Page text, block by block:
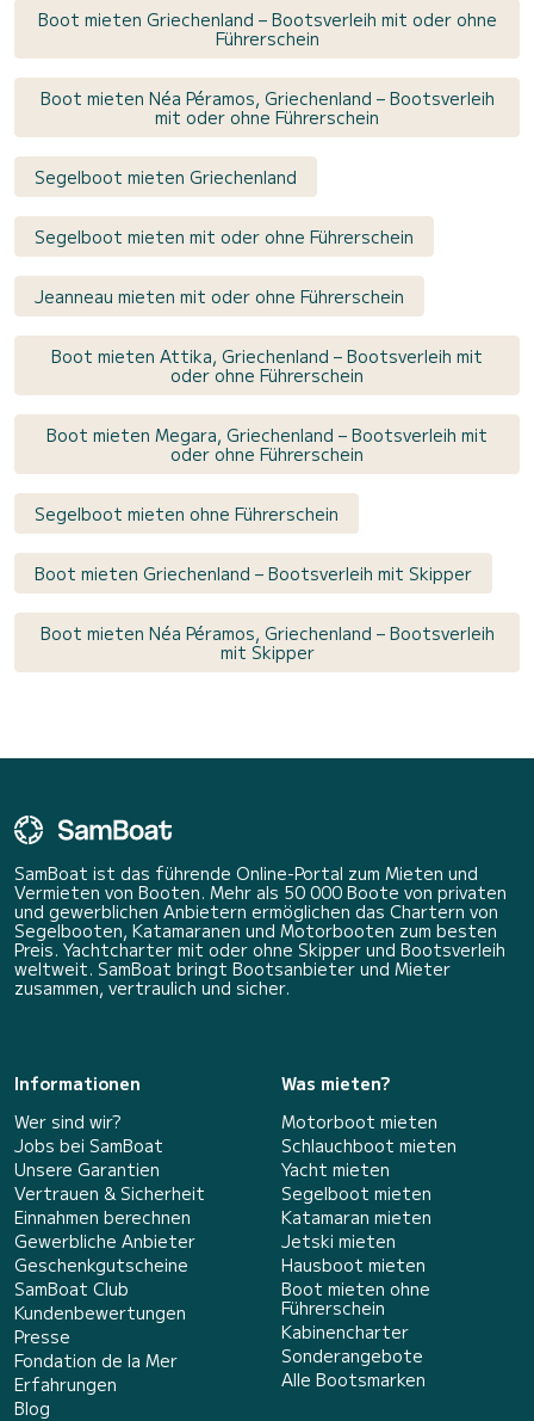
Boot mieten Griechenland – Bootsverleih mit oder ohne
Führerschein
Boot mieten Néa Péramos, Griechenland – Bootsverleih
mit oder ohne Führerschein
Segelboot mieten Griechenland
Segelboot mieten mit oder ohne Führerschein
Jeanneau mieten mit oder ohne Führerschein
Boot mieten Attika, Griechenland – Bootsverleih mit
oder ohne Führerschein
Boot mieten Megara, Griechenland – Bootsverleih mit
oder ohne Führerschein
Segelboot mieten ohne Führerschein
Boot mieten Griechenland – Bootsverleih mit Skipper
Boot mieten Néa Péramos, Griechenland – Bootsverleih
mit Skipper
SamBoat ist das führende Online-Portal zum Mieten und
Vermieten von Booten. Mehr als 50 000 Boote von privaten
und gewerblichen Anbietern ermöglichen das Chartern von
Segelbooten, Katamaranen und Motorbooten zum besten
Preis. Yachtcharter mit oder ohne Skipper und Bootsverleih
weltweit. SamBoat bringt Bootsanbieter und Mieter
zusammen, vertraulich und sicher.
Informationen
Wer sind wir?
Jobs bei SamBoat
Unsere Garantien
Vertrauen & Sicherheit
Einnahmen berechnen
Gewerbliche Anbieter
Geschenkgutscheine
SamBoat Club
Kundenbewertungen
Presse
Fondation de la Mer
Erfahrungen
Blog
Was mieten?
Motorboot mieten
Schlauchboot mieten
Yacht mieten
Segelboot mieten
Katamaran mieten
Jetski mieten
Hausboot mieten
Boot mieten ohne
Führerschein
Kabinencharter
Sonderangebote
Alle Bootsmarken